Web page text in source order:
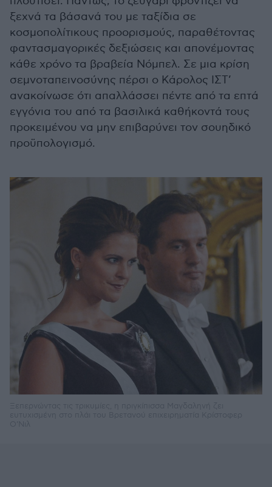
ξεχνά τα βάσανά του με ταξίδια σε
κοσμοπολίτικους προορισμούς, παραθέτοντας
φαντασμαγορικές δεξιώσεις και απονέμοντας
κάθε χρόνο τα βραβεία Νόμπελ. Σε μια κρίση
σεμνοταπεινοσύνης πέρσι ο Κάρολος ΙΣΤ’
ανακοίνωσε ότι απαλλάσσει πέντε από τα επτά
εγγόνια του από τα βασιλικά καθήκοντά τους
προκειμένου να μην επιβαρύνει τον σουηδικό
προϋπολογισμό.